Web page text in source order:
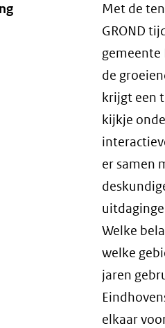
Met de
GROND
gemeente
de
krijgt een
kijkje
er samen
Welke
welke
jaren
elkaar